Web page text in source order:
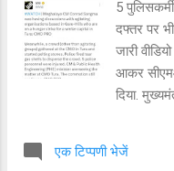
कार्रवाई
5
दफ्तर पर
जारी
आकर
दिया.
हालात
एक टिप्पणी भेजें